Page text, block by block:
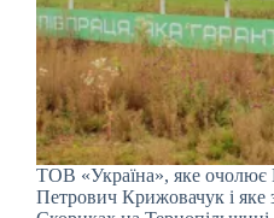
ТОВ «Україна», яке очолює
Петрович Крижовачук і яке